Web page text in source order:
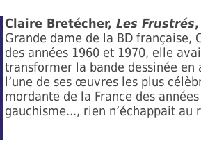
Claire Bretécher, Les Frustrés
Grande dame de la BD
des années 1960 et 1970, elle
transformer la bande dessinée
l’une de ses œuvres les plus
mordante de la France des
gauchisme..., rien n’échappait au